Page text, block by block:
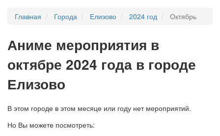
Главная Города Елизово 2024 год Октябрь
Аниме мероприятия в
октябре 2024 года в городе
Елизово
В этом городе в этом месяце или году нет мероприятий.
Но Вы можете посмотреть: